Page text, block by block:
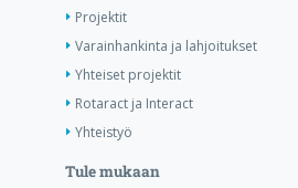
Projektit
Varainhankinta ja lahjoitukset
Yhteiset projektit
Rotaract ja Interact
Yhteistyö
Tule mukaan